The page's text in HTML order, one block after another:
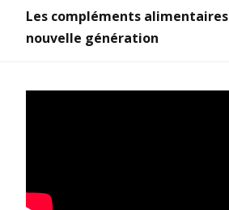
Les compléments alimentaires
nouvelle génération